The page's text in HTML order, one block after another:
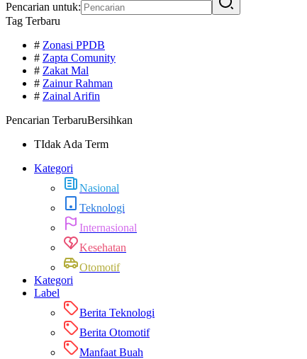
Pencarian untuk:
Tag Terbaru
# Zonasi PPDB
# Zapta Comunity
# Zakat Mal
# Zainur Rahman
# Zainal Arifin
Pencarian TerbaruBersihkan
TIdak Ada Term
Kategori
Nasional
Teknologi
Internasional
Kesehatan
Otomotif
Kategori
Label
Berita Teknologi
Berita Otomotif
Manfaat Buah